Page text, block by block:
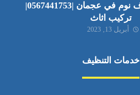
فك وتركيب غرف نوم في عجمان |0567441753|
تركيب اثاث
أبريل 13, 2023
خدمات التنظيف